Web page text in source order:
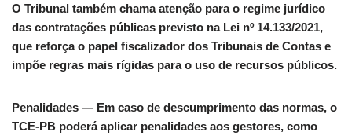
O Tribunal também chama atenção para o regime jurídico
das contratações públicas previsto na Lei nº 14.133/2021,
que reforça o papel fiscalizador dos Tribunais de Contas e
impõe regras mais rígidas para o uso de recursos públicos.
Penalidades — Em caso de descumprimento das normas, o
TCE-PB poderá aplicar penalidades aos gestores, como